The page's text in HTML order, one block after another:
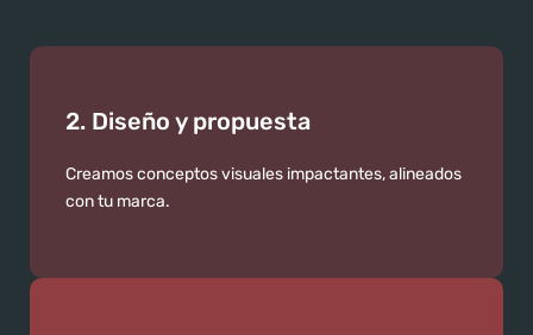
2. Diseño y propuesta
Creamos conceptos visuales impactantes, alineados
con tu marca.